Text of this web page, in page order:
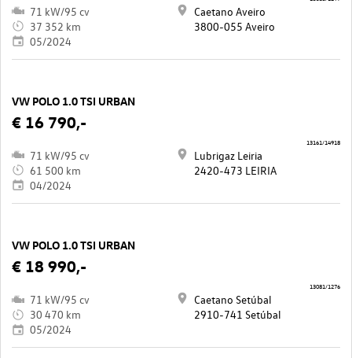
71 kW/95 cv
37 352 km
05/2024
Caetano Aveiro
3800-055 Aveiro
VW POLO 1.0 TSI URBAN
€ 16 790,-
71 kW/95 cv
61 500 km
04/2024
Lubrigaz Leiria
2420-473 LEIRIA
13161/14918
VW POLO 1.0 TSI URBAN
€ 18 990,-
71 kW/95 cv
30 470 km
05/2024
Caetano Setúbal
2910-741 Setúbal
13081/1276